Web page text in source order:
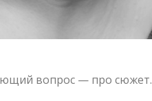
вопрос — про сюжет.